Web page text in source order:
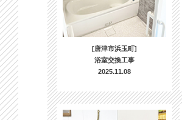
[唐津市浜玉町]
浴室交換工事
2025.11.08